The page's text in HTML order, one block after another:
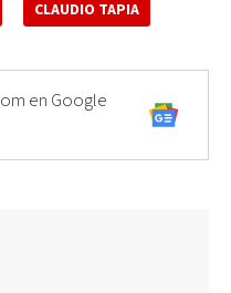
CLAUDIO TAPIA
en Google